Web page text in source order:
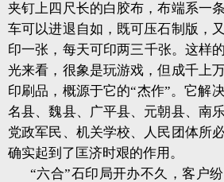
夹钉上四尺长的白胶布，布端系一
车可以进退自如，既可压石制版，
印一张，每天可印两三千张。这样
光来看，很象是玩游戏，但成千上
印刷品，概源于它的“杰作”。它解
名县、魏县、广平县、元朝县、南
党政军民、机关学校、人民团体所
确实起到了匡济时艰的作用。
“六合”石印局开办不久，客户